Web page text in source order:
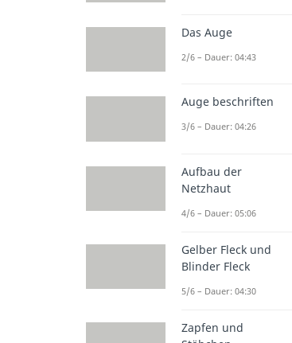
Das Auge
2/6 – Dauer: 04:43
Auge beschriften
3/6 – Dauer: 04:26
Aufbau der
Netzhaut
4/6 – Dauer: 05:06
Gelber Fleck und
Blinder Fleck
5/6 – Dauer: 04:30
Zapfen und